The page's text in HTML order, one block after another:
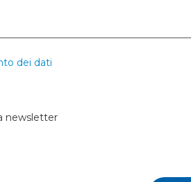
dei dati
newsletter